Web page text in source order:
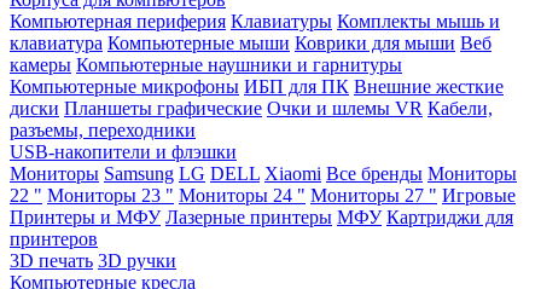
Компьютерная периферия Клавиатуры Комплекты мышь и
клавиатура Компьютерные мыши Коврики для мыши Веб
камеры Компьютерные наушники и гарнитуры
Компьютерные микрофоны ИБП для ПК Внешние жесткие
диски Планшеты графические Очки и шлемы VR Кабели,
разъемы, переходники
USB-накопители и флэшки
Мониторы Samsung LG DELL Xiaomi Все бренды Мониторы
22 " Мониторы 23 " Мониторы 24 " Мониторы 27 " Игровые
Принтеры и МФУ Лазерные принтеры МФУ Картриджи для
принтеров
3D печать 3D ручки
Компьютерные кресла